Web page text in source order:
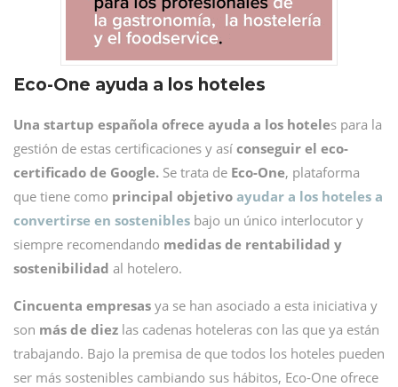
Eco-One ayuda a los hoteles
Una startup española ofrece ayuda a los hoteles para la
gestión de estas certificaciones y así conseguir el eco-
certificado de Google. Se trata de Eco-One, plataforma
que tiene como principal objetivo ayudar a los hoteles a
convertirse en sostenibles bajo un único interlocutor y
siempre recomendando medidas de rentabilidad y
sostenibilidad al hotelero.
Cincuenta empresas ya se han asociado a esta iniciativa y
son más de diez las cadenas hoteleras con las que ya están
trabajando. Bajo la premisa de que todos los hoteles pueden
ser más sostenibles cambiando sus hábitos, Eco-One ofrece